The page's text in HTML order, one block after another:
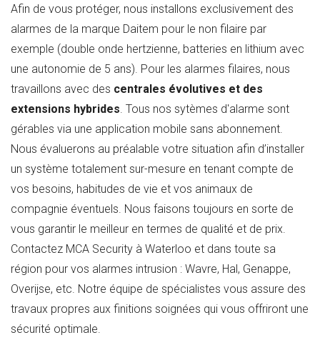
Afin de vous protéger, nous installons exclusivement des
alarmes de la marque Daitem pour le non filaire par
exemple (double onde hertzienne, batteries en lithium avec
une autonomie de 5 ans). Pour les alarmes filaires, nous
travaillons avec des centrales évolutives et des
extensions hybrides. Tous nos sytèmes d'alarme sont
gérables via une application mobile sans abonnement.
Nous évaluerons au préalable votre situation afin d’installer
un système totalement sur-mesure en tenant compte de
vos besoins, habitudes de vie et vos animaux de
compagnie éventuels. Nous faisons toujours en sorte de
vous garantir le meilleur en termes de qualité et de prix.
Contactez MCA Security à Waterloo et dans toute sa
région pour vos alarmes intrusion : Wavre, Hal, Genappe,
Overijse, etc. Notre équipe de spécialistes vous assure des
travaux propres aux finitions soignées qui vous offriront une
sécurité optimale.